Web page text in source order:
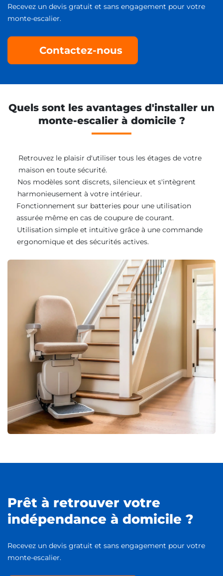
Recevez un devis gratuit et sans engagement pour votre
monte-escalier.
Contactez-nous
Quels sont les avantages d'installer un
monte-escalier à domicile ?
Retrouvez le plaisir d'utiliser tous les étages de votre
maison en toute sécurité.
Nos modèles sont discrets, silencieux et s'intègrent
harmonieusement à votre intérieur.
Fonctionnement sur batteries pour une utilisation
assurée même en cas de coupure de courant.
Utilisation simple et intuitive grâce à une commande
ergonomique et des sécurités actives.
Prêt à retrouver votre
indépendance à domicile ?
Recevez un devis gratuit et sans engagement pour votre
monte-escalier.